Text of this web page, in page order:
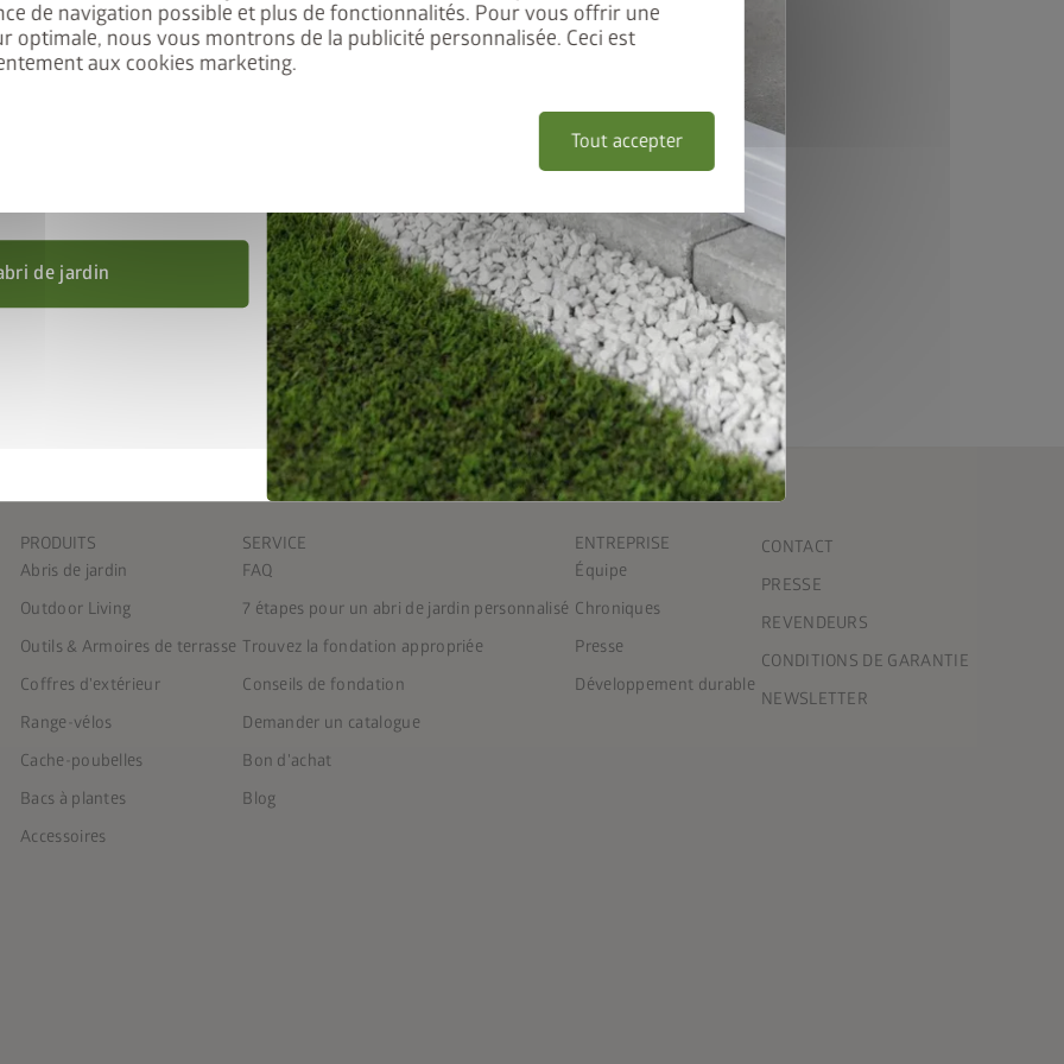
de navigation possible et plus de fonctionnalités. Pour vous offrir une
optimale, nous vous montrons de la publicité personnalisée. Ceci est
aux cookies marketing.
Tout accepter
PRODUITS
Abris de jardin
Outdoor Living
Outils & Armoires de terrasse
Coffres d'extérieur
Range-vélos
Cache-poubelles
Bacs à plantes
Accessoires
SERVICE
FAQ
7 étapes pour un abri de jardin personnalisé
Trouvez la fondation appropriée
Conseils de fondation
Demander un catalogue
Bon d'achat
Blog
ENTREPRISE
Équipe
Chroniques
Presse
Développement durable
CONTACT
PRESSE
REVENDEURS
CONDITIONS DE GARANTIE
NEWSLETTER
de 50% de réduction
l’abri de jardin et le
de jardin